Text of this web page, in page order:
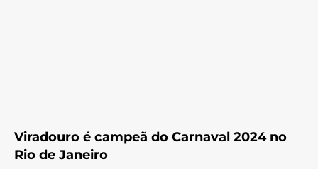
Viradouro é campeã do Carnaval 2024 no
Rio de Janeiro